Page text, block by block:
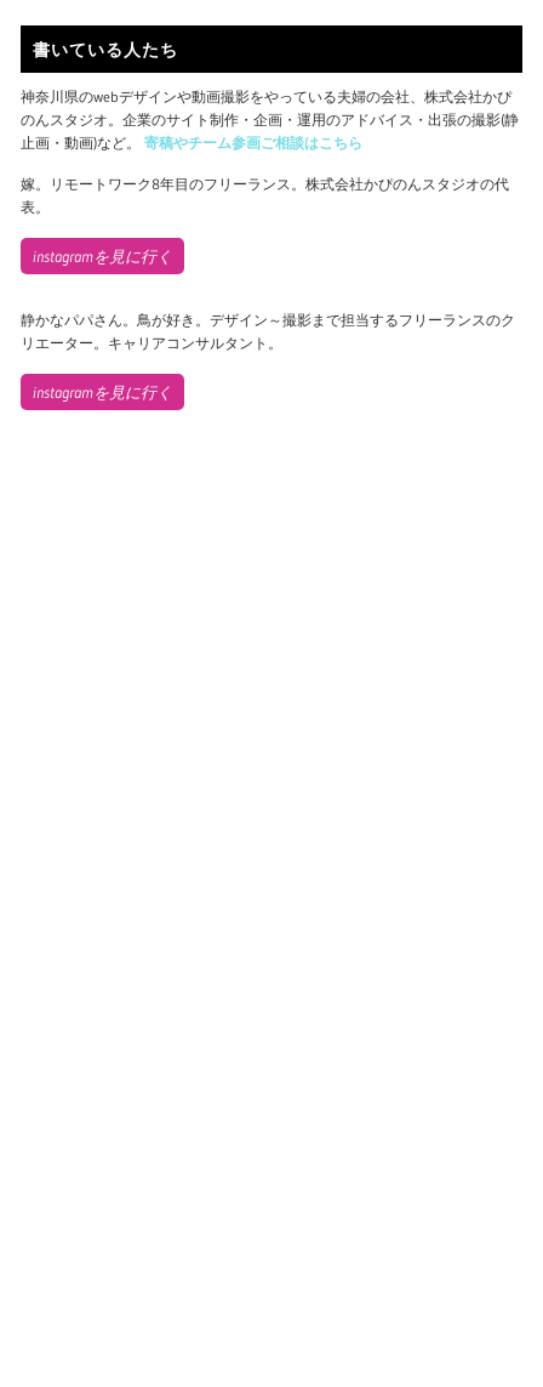
書いている人たち
神奈川県のwebデザインや動画撮影をやっている夫婦の会社、株式会社かぴ
のんスタジオ。企業のサイト制作・企画・運用のアドバイス・出張の撮影(静
止画・動画)など。 寄稿やチーム参画ご相談はこちら
嫁。リモートワーク8年目のフリーランス。株式会社かぴのんスタジオの代
表。
instagramを見に行く
静かなパパさん。鳥が好き。デザイン～撮影まで担当するフリーランスのク
リエーター。キャリアコンサルタント。
instagramを見に行く